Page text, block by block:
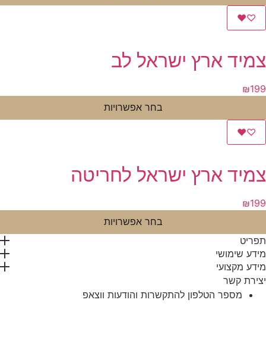
♡
♥
צמיד ארץ ישראל לב
₪199
בחר אפשרויות
♡
♥
צמיד ארץ ישראל לחריטה
₪199
בחר אפשרויות
תפריט
מידע שימושי
מידע מקצועי
יצירת קשר
מספר הטלפון להתקשרות והודעות ווצאפ